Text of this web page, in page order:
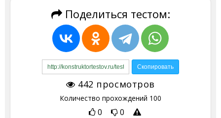
Поделиться тестом:
442 просмотров
Количество прохождений 100
0 0